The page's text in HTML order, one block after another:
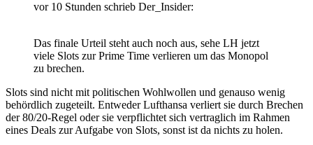
vor 10 Stunden schrieb Der_Insider:
Das finale Urteil steht auch noch aus, sehe LH jetzt
viele Slots zur Prime Time verlieren um das Monopol
zu brechen.
Slots sind nicht mit politischen Wohlwollen und genauso wenig
behördlich zugeteilt. Entweder Lufthansa verliert sie durch Brechen
der 80/20-Regel oder sie verpflichtet sich vertraglich im Rahmen
eines Deals zur Aufgabe von Slots, sonst ist da nichts zu holen.